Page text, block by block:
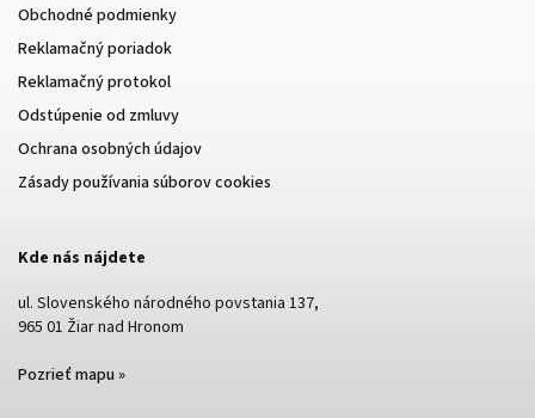
Obchodné podmienky
Reklamačný poriadok
Reklamačný protokol
Odstúpenie od zmluvy
Ochrana osobných údajov
Zásady používania súborov cookies
Kde nás nájdete
ul. Slovenského národného povstania 137,
965 01 Žiar nad Hronom
Pozrieť mapu »